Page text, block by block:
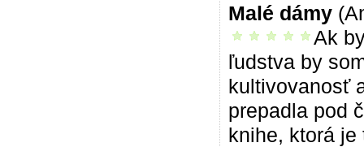
Malé dámy
vrelo odporúčam
Ak
ľudstva by
kultivovanosť
prepadla pod
knihe, ktorá